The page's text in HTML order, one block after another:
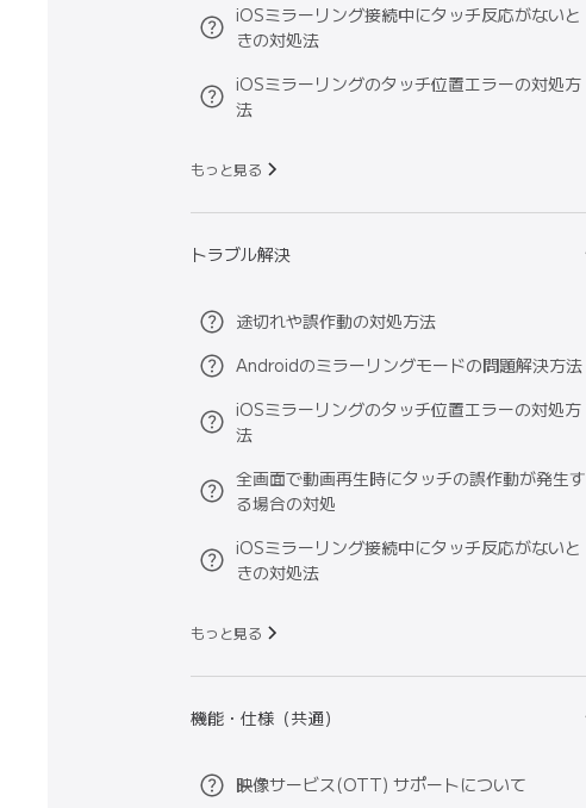
iOSミラーリング接続中にタッチ反応がないと
きの対処法
iOSミラーリングのタッチ位置エラーの対処方
法
もっと見る
トラブル解決
途切れや誤作動の対処方法
Androidのミラーリングモードの問題解決方法
iOSミラーリングのタッチ位置エラーの対処方
法
全画面で動画再生時にタッチの誤作動が発生す
る場合の対処
iOSミラーリング接続中にタッチ反応がないと
きの対処法
もっと見る
機能・仕様（共通）
映像サービス(OTT) サポートについて